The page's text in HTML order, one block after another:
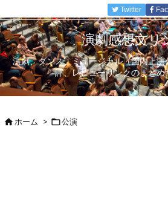
Twitter
演劇感想文リ
演劇、ダンス、ミュージカル（国内上
評、レビューリンクのまとめ
ホーム > 公演